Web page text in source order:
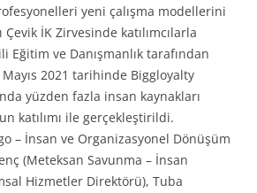
yeni çalışma modellerini
Çevik İK Zirvesinde katılımcılarla
Eğitim ve Danışmanlık tarafından
2021 tarihinde Biggloyalty
yüzden fazla insan kaynakları
katılımı ile gerçekleştirildi.
– İnsan ve Organizasyonel Dönüşüm
(Meteksan Savunma – İnsan
Hizmetler Direktörü), Tuba